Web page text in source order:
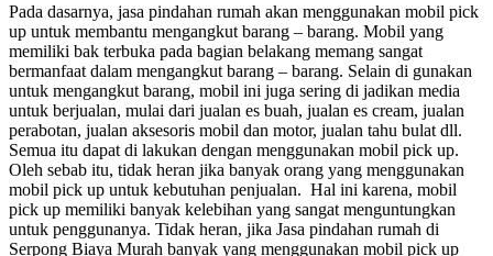
Pada dasarnya, jasa pindahan rumah akan menggunakan mobil pick
up untuk membantu mengangkut barang – barang. Mobil yang
memiliki bak terbuka pada bagian belakang memang sangat
bermanfaat dalam mengangkut barang – barang. Selain di gunakan
untuk mengangkut barang, mobil ini juga sering di jadikan media
untuk berjualan, mulai dari jualan es buah, jualan es cream, jualan
perabotan, jualan aksesoris mobil dan motor, jualan tahu bulat dll.
Semua itu dapat di lakukan dengan menggunakan mobil pick up.
Oleh sebab itu, tidak heran jika banyak orang yang menggunakan
mobil pick up untuk kebutuhan penjualan. Hal ini karena, mobil
pick up memiliki banyak kelebihan yang sangat menguntungkan
untuk penggunanya. Tidak heran, jika Jasa pindahan rumah di
Serpong Biaya Murah banyak yang menggunakan mobil pick up